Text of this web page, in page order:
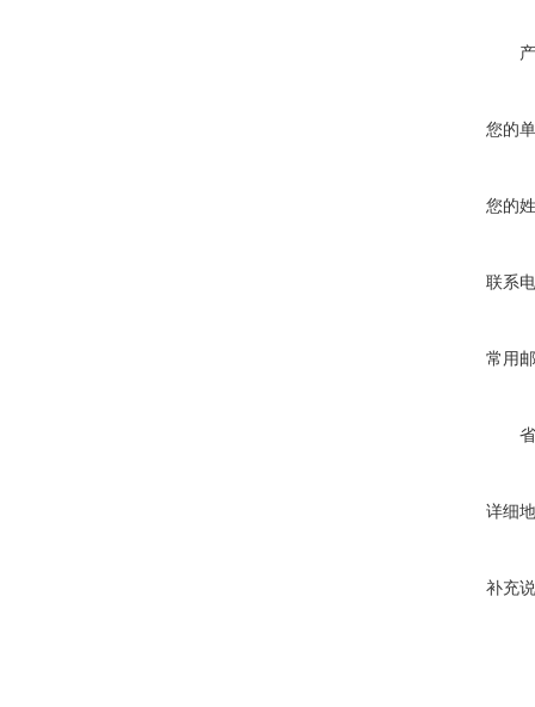
您的
您的
联系
常用
详细
补充